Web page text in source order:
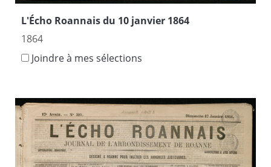
L'Écho Roannais du 10 janvier 1864
1864
Joindre à mes sélections